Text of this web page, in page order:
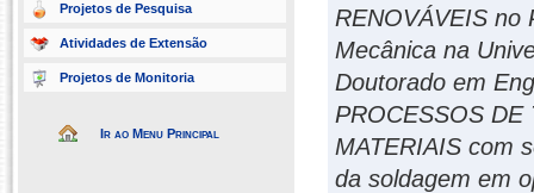
Projetos de Pesquisa
Atividades de Extensão
Projetos de Monitoria
Ir ao Menu Principal
RENOVÁVEIS no
Mecânica na
Doutorado em
PROCESSOS DE
MATERIAIS com
da soldagem em